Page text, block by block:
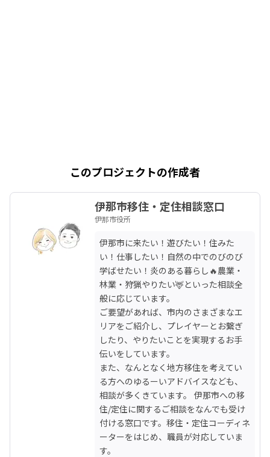
このプロジェクトの作成者
伊那市移住・定住相談窓口
伊那市役所
伊那市に来たい！遊びたい！住みた
い！仕事したい！自然の中でのびのび
学ばせたい！炎のある暮らし🔥農業・
林業・狩猟やりたい🦌といった相談全
般に応じています。
ご要望があれば、市内のさまざまなエ
リアをご紹介し、プレイヤーとお繋ぎ
したり、やりたいことを実現するお手
伝いをしています。
また、なんとなく地方移住を考えてい
る方へのゆるーいアドバイスなども、
相談が多くきています。 伊那市への移
住/定住に関するご相談をなんでも受け
付ける窓口です。移住・定住コーディネ
ーターをはじめ、職員が対応していま
す。